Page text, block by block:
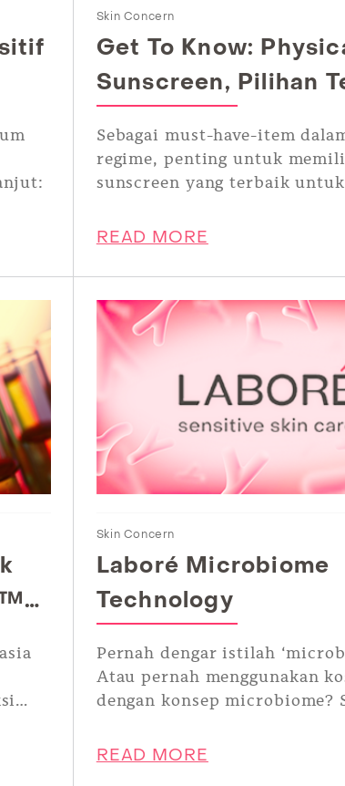
Skin Concern
Get To Know:
Sunscreen, Pilihan
Sebagai must-have-item
regime, penting untuk
sunscreen yang terbaik
READ MORE
Skin Concern
Laboré Microbiome
Technology
Pernah dengar istilah
Atau pernah menggunakan
dengan konsep microbiome?
konsep tersebut, yang
READ MORE